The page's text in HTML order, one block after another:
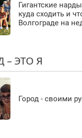
Гигантские
куда сходить и
Волгограде на
– ЭТО Я
Город - своими